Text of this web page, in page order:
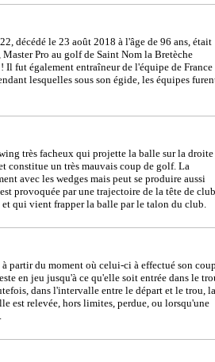
décédé le 23 août 2018 à l'âge de 96 ans, était
Pro au golf de Saint Nom la Bretèche
Il fut également entraîneur de l'équipe de France
lesquelles sous son égide, les équipes
très facheux qui projette la balle sur la droite
constitue un très mauvais coup de golf. La
avec les wedges mais peut se produire aussi
provoquée par une trajectoire de la tête de club
qui vient frapper la balle par le talon du club.
partir du moment où celui-ci à effectué son
en jeu jusqu'à ce qu'elle soit entrée dans le
dans l'intervalle entre le départ et le trou, la
est relevée, hors limites, perdue, ou lorsqu'une